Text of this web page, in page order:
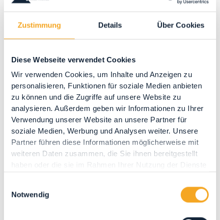
Zustimmung Details Über Cookies
Diese Webseite verwendet Cookies
Wir verwenden Cookies, um Inhalte und Anzeigen zu
personalisieren, Funktionen für soziale Medien anbieten
zu können und die Zugriffe auf unsere Website zu
analysieren. Außerdem geben wir Informationen zu Ihrer
Verwendung unserer Website an unsere Partner für
soziale Medien, Werbung und Analysen weiter. Unsere
Partner führen diese Informationen möglicherweise mit
weiteren Daten zusammen, die Sie ihnen bereitgestellt
haben oder die sie im Rahmen Ihrer Nutzung der Dienste
Notwendig
IN VIAGGIO CON L'ARCIDUCHESSA
DONNERSTAG 13 AUGUST 2026 , UM 17:30
Tra atmosfere imperiali e storia locale, la Valle
accoglie Sua Altezza Imperiale, l’Arciduchessa...